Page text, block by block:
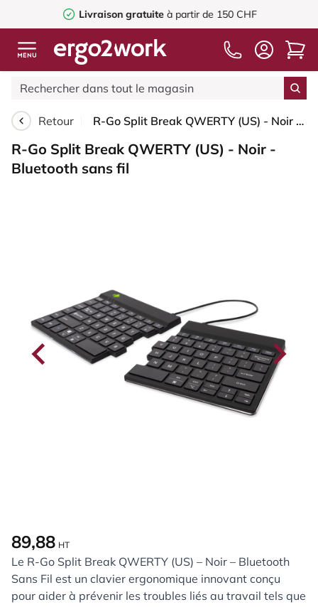
Livraison gratuiteà partir de 150 CHF
Retour R-Go Split Break QWERTY (US) - Noir - Bluetooth sans fil
R-Go Split Break QWERTY (US) - Noir -
Bluetooth sans fil
89,88 HT
Le R-Go Split Break QWERTY (US) – Noir – Bluetooth
Sans Fil est un clavier ergonomique innovant conçu
pour aider à prévenir les troubles liés au travail tels que